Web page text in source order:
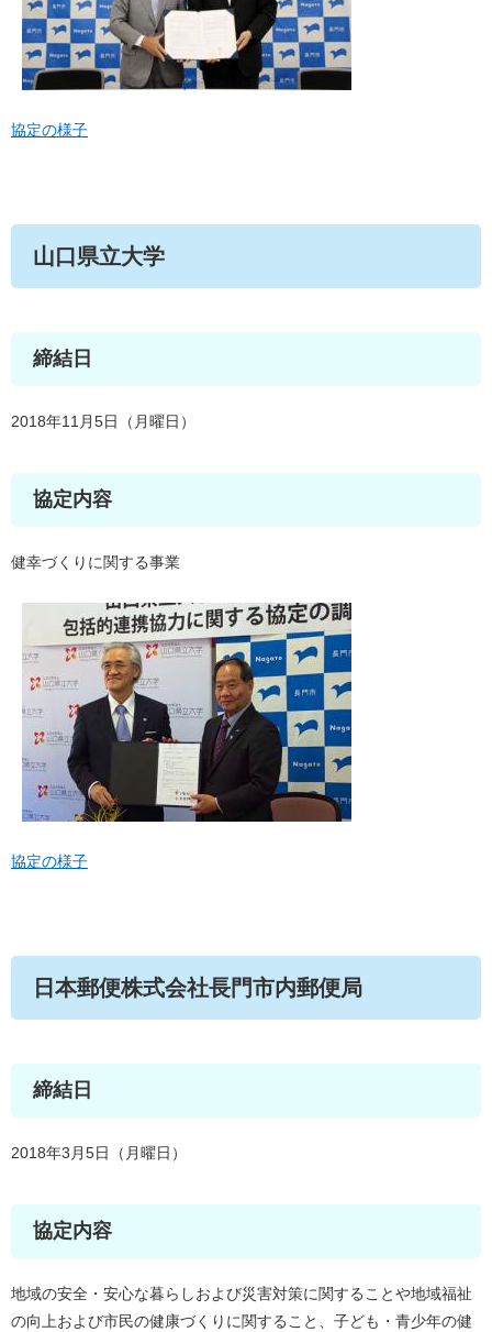
協定の様子
山口県立大学
締結日
2018年11月5日（月曜日）
協定内容
健幸づくりに関する事業
協定の様子
日本郵便株式会社長門市内郵便局
締結日
2018年3月5日（月曜日）
協定内容
地域の安全・安心な暮らしおよび災害対策に関することや地域福祉
の向上および市民の健康づくりに関すること、子ども・青少年の健